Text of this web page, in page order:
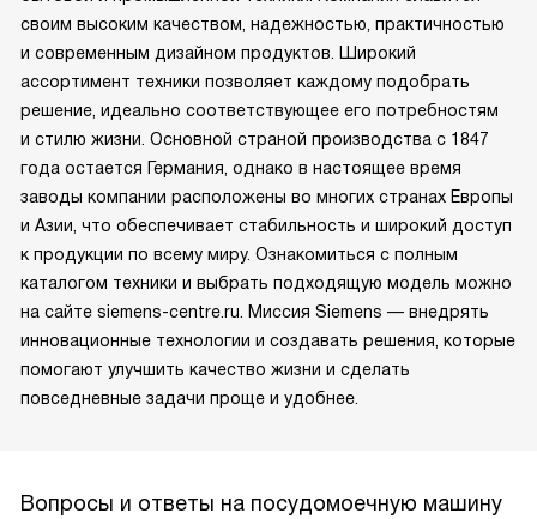
своим высоким качеством, надежностью, практичностью
и современным дизайном продуктов. Широкий
ассортимент техники позволяет каждому подобрать
решение, идеально соответствующее его потребностям
и стилю жизни. Основной страной производства с 1847
года остается Германия, однако в настоящее время
заводы компании расположены во многих странах Европы
и Азии, что обеспечивает стабильность и широкий доступ
к продукции по всему миру. Ознакомиться с полным
каталогом техники и выбрать подходящую модель можно
на сайте siemens-centre.ru. Миссия Siemens — внедрять
инновационные технологии и создавать решения, которые
помогают улучшить качество жизни и сделать
повседневные задачи проще и удобнее.
Вопросы и ответы на посудомоечную машину